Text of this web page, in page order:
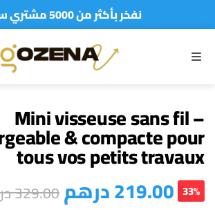
نفخر بأكثر من 5000 مشتري سعيد
MENU
Mini visseuse sans fil –
& compacte pour
tous vos petits travaux
219.00درهم329.00 33%